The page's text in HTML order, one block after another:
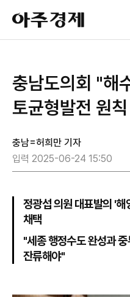
아
주
경
충남도의회 "해
토균형발전 원
충남=허희만 기자
입력 2025-06-24 15:50
정광섭 의원 대표발의 '해
채택
"세종 행정수도 완성과
잔류해야"